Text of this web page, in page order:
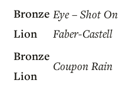
Bronze
Lion
Eye – Shot On
Faber-Castell
Bronze
Lion
Coupon Rain